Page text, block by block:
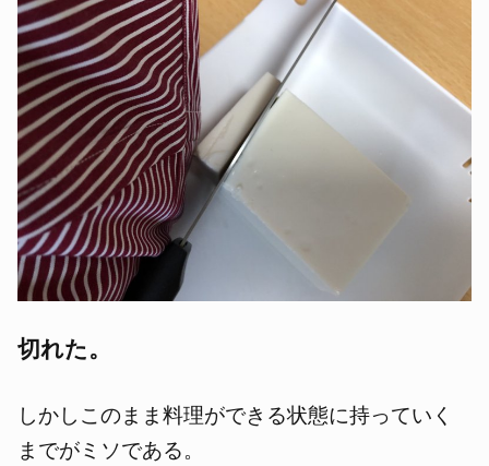
切れた。
しかしこのまま料理ができる状態に持っていく
までがミソである。